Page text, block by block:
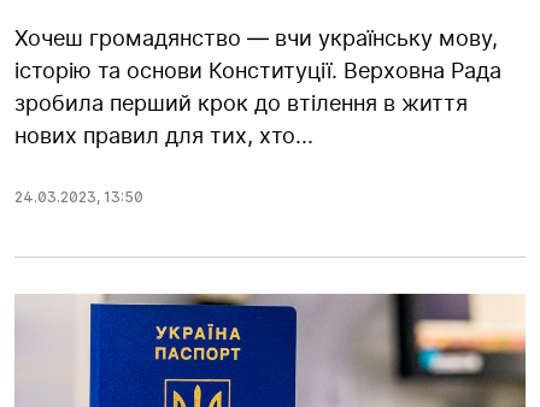
Хочеш громадянство — вчи українську мову,
історію та основи Конституції. Верховна Рада
зробила перший крок до втілення в життя
нових правил для тих, хто...
24.03.2023, 13:50